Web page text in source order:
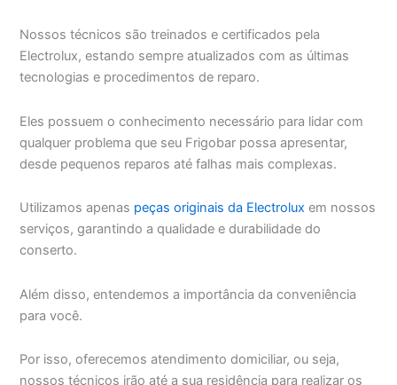
Nossos técnicos são treinados e certificados pela
Electrolux, estando sempre atualizados com as últimas
tecnologias e procedimentos de reparo.
Eles possuem o conhecimento necessário para lidar com
qualquer problema que seu Frigobar possa apresentar,
desde pequenos reparos até falhas mais complexas.
Utilizamos apenas peças originais da Electrolux em nossos
serviços, garantindo a qualidade e durabilidade do
conserto.
Além disso, entendemos a importância da conveniência
para você.
Por isso, oferecemos atendimento domiciliar, ou seja,
nossos técnicos irão até a sua residência para realizar os